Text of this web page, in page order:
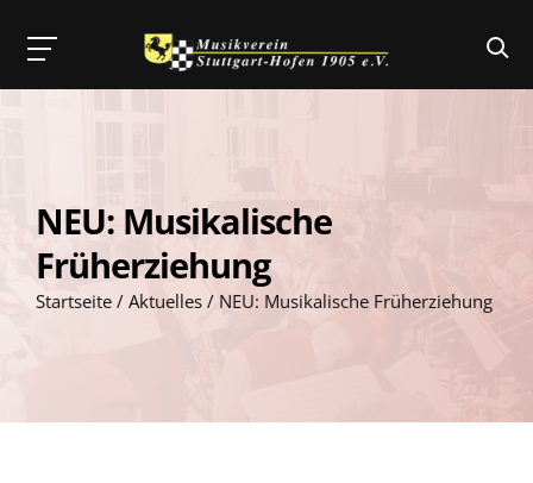
NEU: Musikalische
Früherziehung
Startseite / Aktuelles / NEU: Musikalische Früherziehung